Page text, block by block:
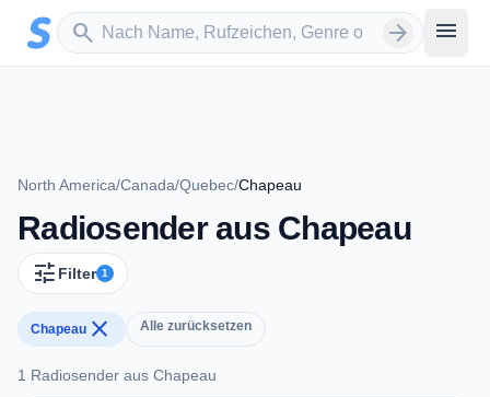
Zum Hauptinhalt springen
search
Sender suchen arrow_forward menu
North America/Canada/Quebec/Chapeau
Radiosender aus Chapeau
tune Filter 1
Chapeau close Alle zurücksetzen
1 Radiosender aus Chapeau